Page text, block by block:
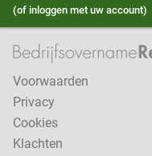
(of inloggen met uw account)
Voorwaarden
Privacy
Cookies
Klachten